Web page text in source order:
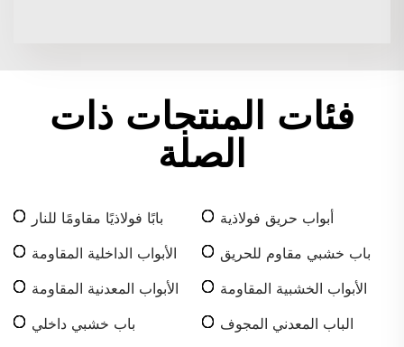
فئات المنتجات ذات
الصلة
أبواب حريق فولاذية
بابًا فولاذيًا مقاومًا للنار
باب خشبي مقاوم للحريق
الأبواب الداخلية المقاومة
الأبواب الخشبية المقاومة
الأبواب المعدنية المقاومة
الباب المعدني المجوف
باب خشبي داخلي